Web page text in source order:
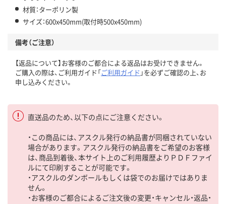
材質：ターポリン製
サイズ：600x450mm(取付時500x450mm)
備考（ご注意）
【返品について】お客様のご都合による返品はお受けできません。
ご購入の際は、ご利用ガイド「ご利用ガイド 」を必ずご確認の上、お
申し込みください。
直送品のため、以下の点にご注意ください。
・この商品には、アスクル発行の納品書が同梱されていない
場合があります。アスクル発行の納品書をご希望のお客様
は、商品到着後、本サイト上のご利用履歴よりＰＤＦファイ
ルにて印刷することが可能です。
・アスクルのダンボールもしくは袋でのお届けではありま
せん。
・お客様のご都合によるご注文後の変更・キャンセル・返品・